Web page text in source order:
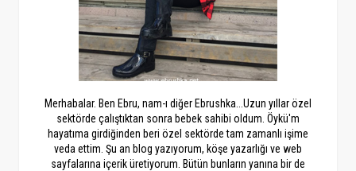
Merhabalar. Ben Ebru, nam-ı diğer Ebrushka...Uzun yıllar özel
sektörde çalıştıktan sonra bebek sahibi oldum. Öykü'm
hayatıma girdiğinden beri özel sektörde tam zamanlı işime
veda ettim. Şu an blog yazıyorum, köşe yazarlığı ve web
sayfalarına içerik üretiyorum. Bütün bunların yanına bir de